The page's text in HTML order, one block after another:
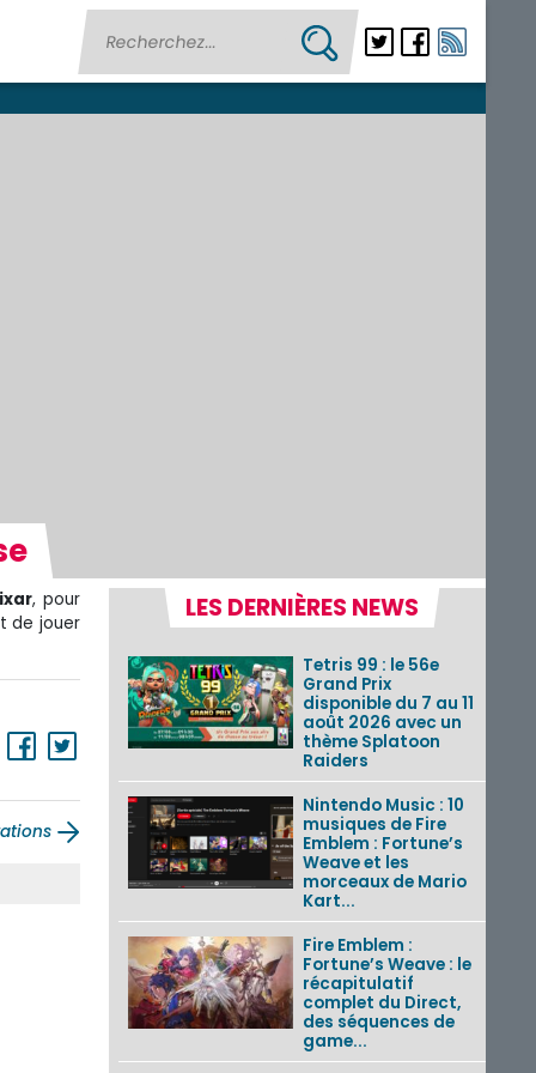
, pour
de jouer
LES DERNIÈRES NEWS
Tetris 99 : le 56e
Grand Prix
disponible du 7 au 11
août 2026 avec un
thème Splatoon
Raiders
Nintendo Music : 10
musiques de Fire
Emblem : Fortune’s
Weave et les
morceaux de Mario
Kart...
Fire Emblem :
Fortune’s Weave : le
récapitulatif
complet du Direct,
des séquences de
game...